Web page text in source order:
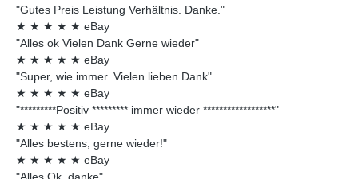
"Gutes Preis Leistung Verhältnis. Danke."
★ ★ ★ ★ ★ eBay
"Alles ok Vielen Dank Gerne wieder"
★ ★ ★ ★ ★ eBay
"Super, wie immer. Vielen lieben Dank"
★ ★ ★ ★ ★ eBay
"*********Positiv ********* immer wieder ******************"
★ ★ ★ ★ ★ eBay
"Alles bestens, gerne wieder!"
★ ★ ★ ★ ★ eBay